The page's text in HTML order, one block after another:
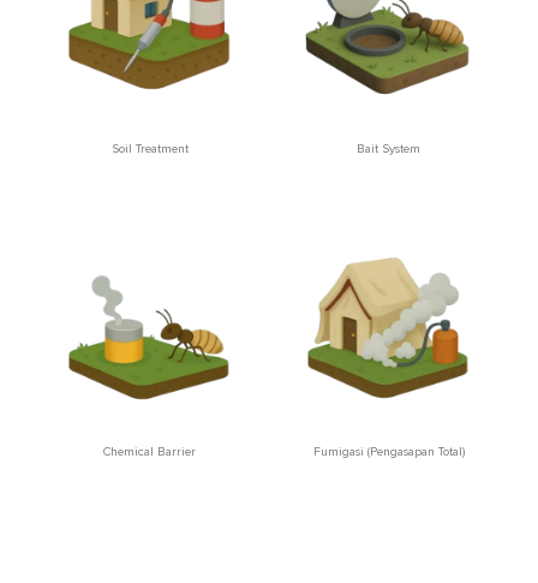
Soil Treatment Bait System
Chemical Barrier Fumigasi (Pengasapan Total)